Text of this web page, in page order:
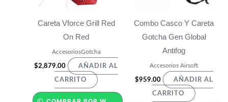
Careta Vforce Grill Red
On Red
AccesoriosGotcha
$2,879.00 AÑADIR AL
CARRITO
Combo Casco Y Careta
Gotcha Gen Global
Antifog
Accesorios Airsoft
$959.00 AÑADIR AL
CARRITO